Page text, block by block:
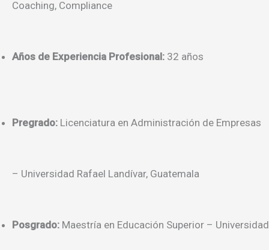
Coaching, Compliance
Años de Experiencia Profesional: 32 años
Pregrado: Licenciatura en Administración de Empresas
– Universidad Rafael Landívar, Guatemala
Posgrado: Maestría en Educación Superior – Universidad